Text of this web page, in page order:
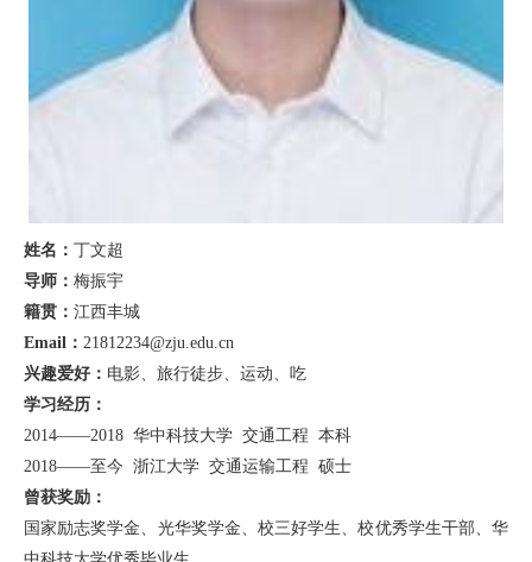
姓名： 丁文超
导师： 梅振宇
籍贯： 江西丰城
Email： 21812234@zju.edu.cn
兴趣爱好： 电影、旅行徒步、运动、吃
学习经历：
2014——2018 华中科技大学 交通工程 本科
2018——至今 浙江大学 交通运输工程 硕士
曾获奖励：
国家励志奖学金、光华奖学金、校三好学生、校优秀学生干部、华